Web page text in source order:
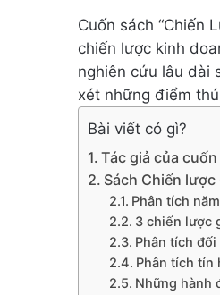
Cuốn sách “Chiến
chiến lược kinh
nghiên cứu lâu dài
xét những điểm
Bài viết có gì?
Tác giả của
Sách Chiến
Phân tích
3 chiến lược
Phân tích
Phân tích tín
Những hành